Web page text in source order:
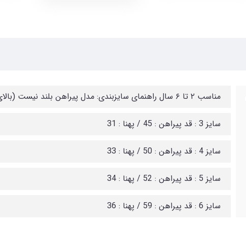
مناسب ۲ تا ۶ سال راهنمای سایزبندی: مدل پیراهن بلند نیست (بالای زانو درنظر بگیرید) سایز 2 : قد پیراهن : 41 / پهنا : 29
سایز 3 : قد پیراهن : 45 / پهنا : 31
سایز 4 : قد پیراهن : 50 / پهنا : 33
سایز 5 : قد پیراهن : 52 / پهنا : 34
سایز 6 : قد پیراهن : 59 / پهنا : 36